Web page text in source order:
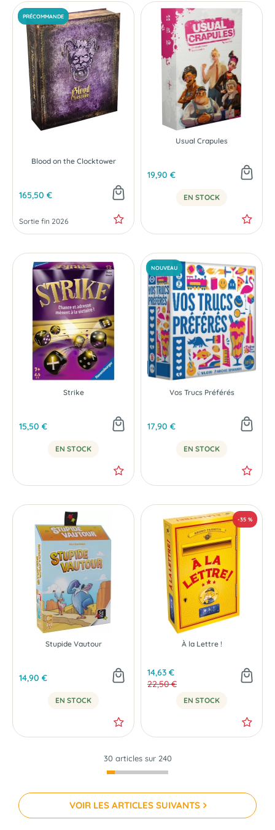
Blood on the Clocktower
165,50 €
Sortie fin 2026
Usual Crapules
19,90 €
EN STOCK
Strike
15,50 €
EN STOCK
Vos Trucs Préférés
17,90 €
EN STOCK
Stupide Vautour
14,90 €
EN STOCK
À la Lettre !
14,63 €
22,50 €
EN STOCK
30 articles sur 240
VOIR LES ARTICLES SUIVANTS